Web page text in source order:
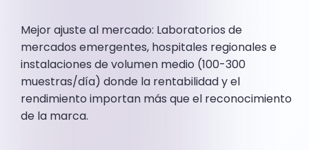
Mejor ajuste al mercado: Laboratorios de
mercados emergentes, hospitales regionales e
instalaciones de volumen medio (100-300
muestras/día) donde la rentabilidad y el
rendimiento importan más que el reconocimiento
de la marca.